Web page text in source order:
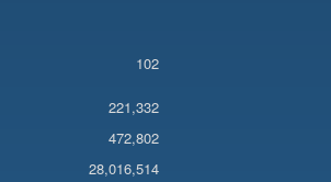
102
221,332
472,802
28,016,514